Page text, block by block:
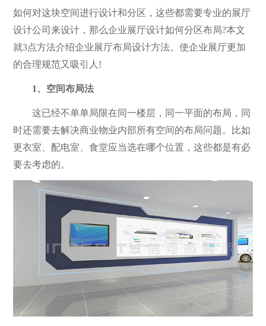
如何对这块空间进行设计和分区，这些都需要专业的展厅
设计公司来设计，那么企业展厅设计如何分区布局?本文
就3点方法介绍企业展厅布局设计方法。使企业展厅更加
的合理规范又吸引人!
1、空间布局法
这已经不单单局限在同一楼层，同一平面的布局，同
时还需要去解决商业物业内部所有空间的布局问题。比如
更衣室、配电室、食堂应当选在哪个位置，这些都是有必
要去考虑的。